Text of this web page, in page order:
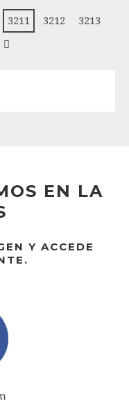
3211 3212
3213
EN LA
Y ACCEDE